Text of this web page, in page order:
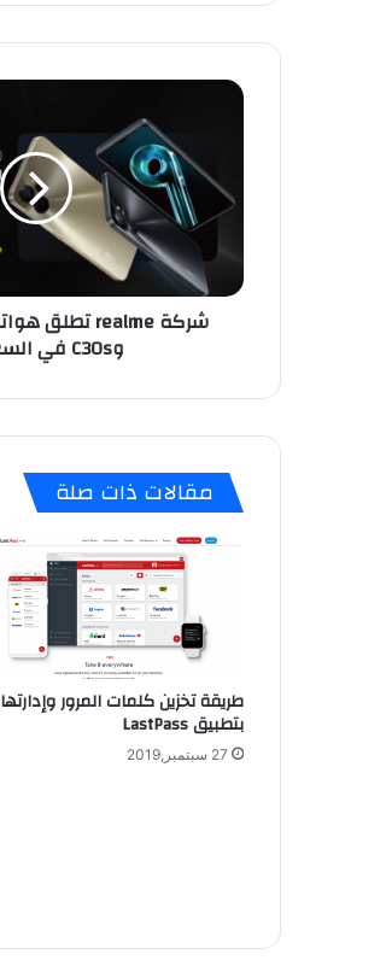
شركة
هواتفها
الذكية
وC30s
في
السعودية
وC30s في السعودية
مقالات ذات صلة
طريقة تخزين كلمات المرور وإدارتها
بتطبيق LastPass
27 سبتمبر,2019